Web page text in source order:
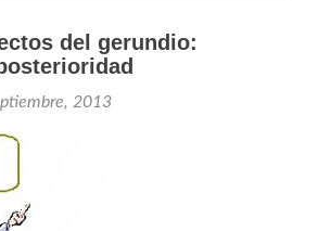
del gerundio:
2013